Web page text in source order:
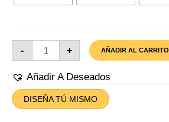
-
Azulejo
Macarena
+ AÑADIR AL CARRITO
Añadir A Deseados
DISEÑA TÚ MISMO